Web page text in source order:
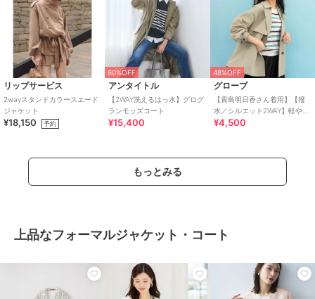
リップサービス
2wayスタンドカラースエード
ジャケット
¥18,150 予約
60%OFF
アンタイトル
【2WAY洗えるはっ水】グログ
ランモッズコート
¥15,400
48%OFF
グローブ
【貴島明日香さん着用】【撥
水／シルエット2WAY】軽やか
ミドルトレンチコート
¥4,500
もっとみる
上品なフォーマルジャケット・コート